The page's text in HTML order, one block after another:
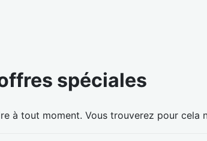
spéciales
à tout moment. Vous trouverez pour